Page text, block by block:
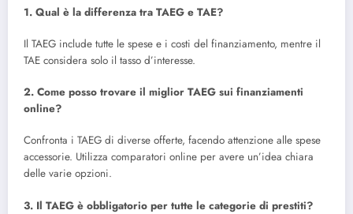
1. Qual è la differenza tra TAEG e TAE?
Il TAEG include tutte le spese e i costi del finanziamento, mentre il
TAE considera solo il tasso d’interesse.
2. Come posso trovare il miglior TAEG sui finanziamenti
online?
Confronta i TAEG di diverse offerte, facendo attenzione alle spese
accessorie. Utilizza comparatori online per avere un’idea chiara
delle varie opzioni.
3. Il TAEG è obbligatorio per tutte le categorie di prestiti?